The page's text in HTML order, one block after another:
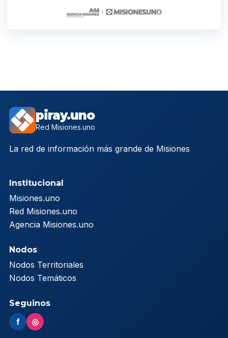
piray.uno
Red Misiones.uno
La red de información más grande de Misiones
Institucional
Misiones.uno
Red Misiones.uno
Agencia Misiones.uno
Nodos
Nodos Territoriales
Nodos Temáticos
Seguinos
f ◎